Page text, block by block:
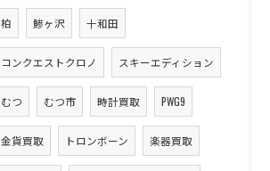
柏 鯵ヶ沢 十和田
コンクエストクロノ スキーエディション
むつ むつ市 時計買取 PWG9
金貨買取 トロンボーン 楽器買取